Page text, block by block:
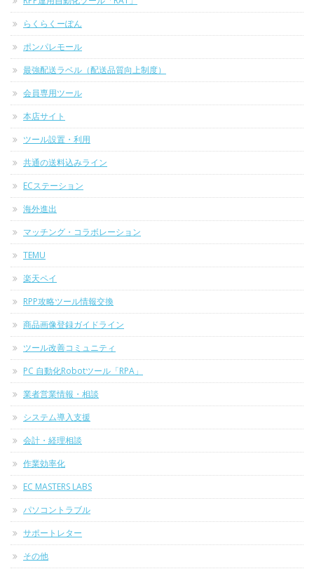
らくらくーぽん
ポンパレモール
最強配送ラベル（配送品質向上制度）
会員専用ツール
本店サイト
ツール設置・利用
共通の送料込みライン
ECステーション
海外進出
マッチング・コラボレーション
TEMU
楽天ペイ
RPP攻略ツール情報交換
商品画像登録ガイドライン
ツール改善コミュニティ
PC 自動化Robotツール「RPA」
業者営業情報・相談
システム導入支援
会計・経理相談
作業効率化
EC MASTERS LABS
パソコントラブル
サポートレター
その他